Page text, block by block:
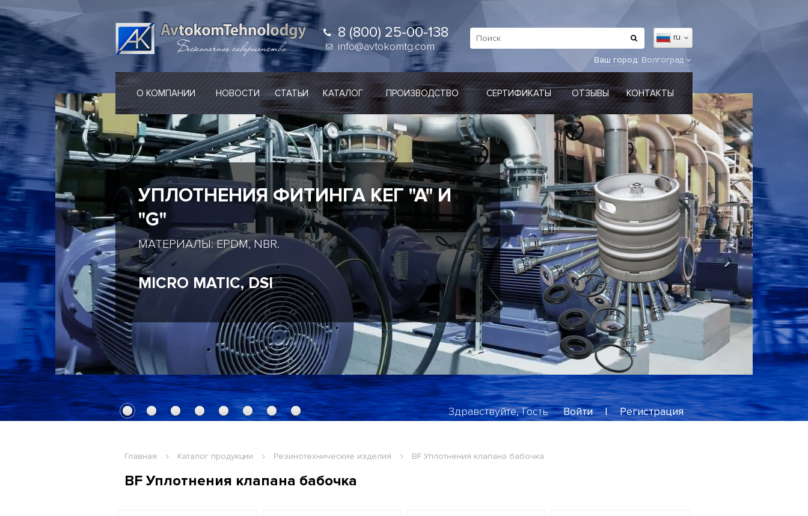
8 (800) 25-00-138
info@avtokomtg.com
ru
Ваш город: Волгоград
О КОМПАНИИ НОВОСТИ СТАТЬИ КАТАЛОГ ПРОИЗВОДСТВО СЕРТИФИКАТЫ ОТЗЫВЫ КОНТАКТЫ
РОТАЦИОННЫЕ СОЕДИНЕНИЯ
ОДНОПОТОЧНЫЕ И ДВУХПОТОЧНЫЕ РОТАЦИОННЫЕ
СОЕДИНЕНИЯ
DEUBLIN, MAIER, ROTOFLUX, DUFF NORTON,
KADANT JOHNSON, JOHNSON FLUITEN
Здравствуйте, Гость Войти|Регистрация
Главная Каталог продукции Резинотехнические изделия BF Уплотнения клапана бабочка
BF Уплотнения клапана бабочка